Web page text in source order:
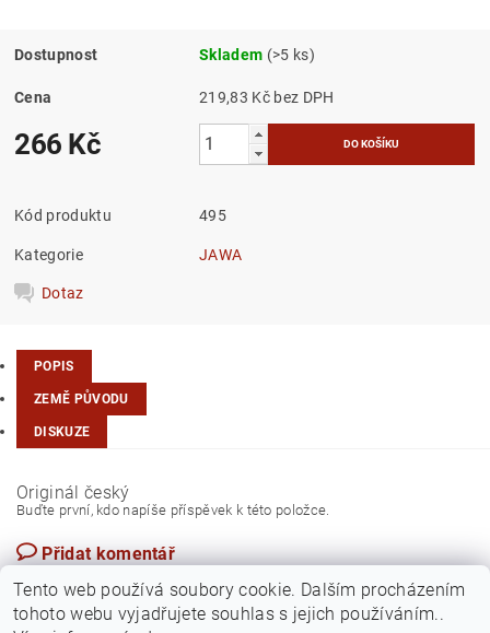
Dostupnost Skladem (>5 ks)
Cena 219,83 Kč bez DPH
266 Kč
Kód produktu 495
Kategorie JAWA
Dotaz
POPIS
ZEMĚ PŮVODU
DISKUZE
Originál český
Buďte první, kdo napíše příspěvek k této položce.
Přidat komentář
Tento web používá soubory cookie. Dalším procházením
tohoto webu vyjadřujete souhlas s jejich používáním..